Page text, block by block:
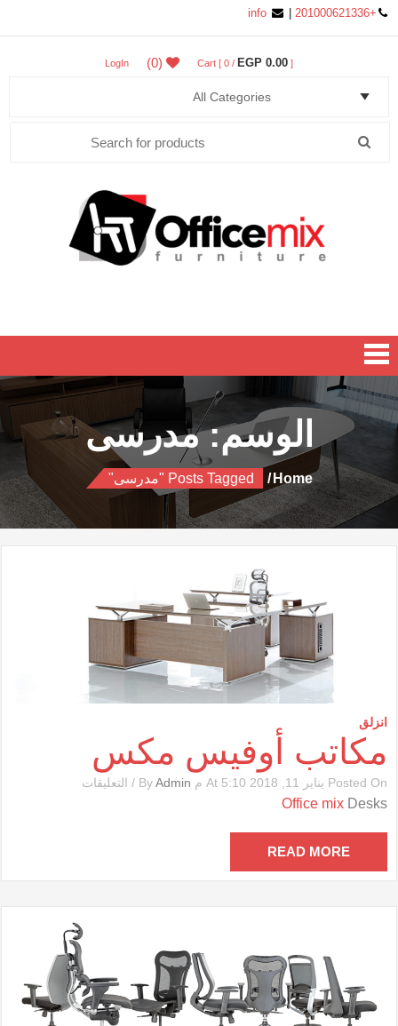
+201000621336
Cart [ 0 / 0.00 EGP ]
(0)
LogIn
Search
الوسم:مدرسى
Home Posts Tagged "مدرسى"
انزلق
مكاتب أوفيس مكس
Posted On يناير 11, 2018 At 5:10 م By Admin
/ التعليقات
Office mix Desks
READ MORE